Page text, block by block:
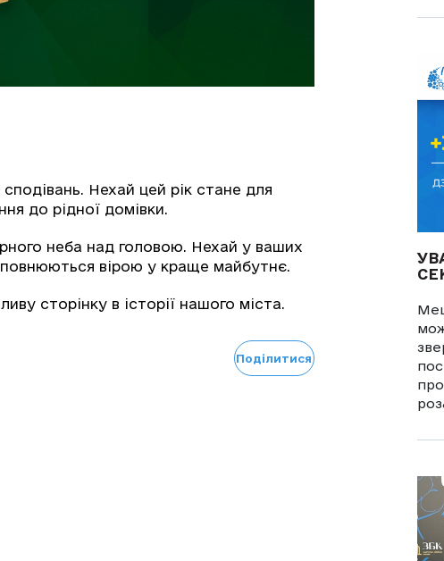
Нехай цей рік стане для
до рідної домівки.
неба над головою. Нехай у ваших
вірою у краще майбутнє.
сторінку в історії нашого міста.
Поділитися